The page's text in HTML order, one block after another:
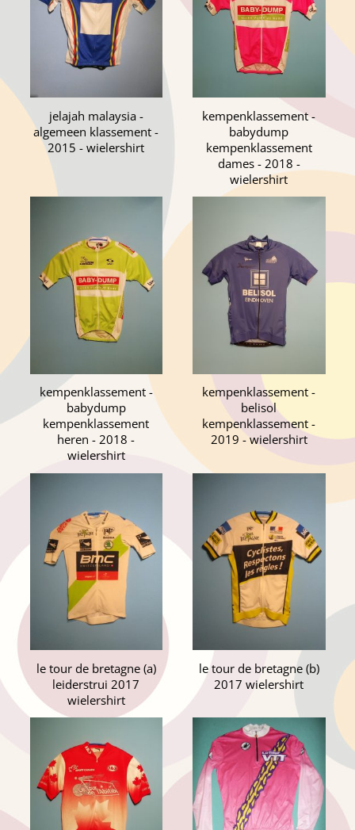
jelajah malaysia -
algemeen klassement -
2015 - wielershirt
kempenklassement -
babydump
kempenklassement
dames - 2018 -
wielershirt
kempenklassement -
babydump
kempenklassement
heren - 2018 -
wielershirt
kempenklassement -
belisol
kempenklassement -
2019 - wielershirt
le tour de bretagne (a)
leiderstrui 2017
wielershirt
le tour de bretagne (b)
2017 wielershirt